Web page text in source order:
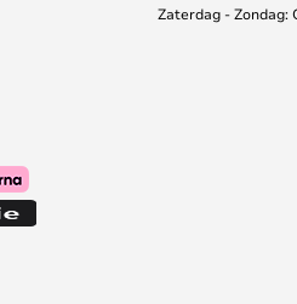
Zaterdag - Zondag: